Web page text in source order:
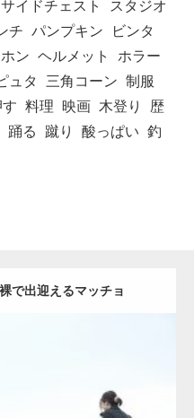
サイドチェスト
スタジオ
チ パンプキン
ビンタ
ン ヘルメット
ホラー
ュタ 三角コーン 制服
料理 映画 木登り
歴
踊る 蹴り 酸っぱい 釣
で出迎えるマッチョ